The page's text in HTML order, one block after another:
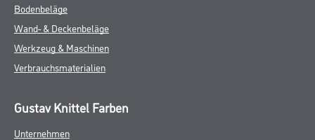
Bodenbeläge
Wand- & Deckenbeläge
Werkzeug & Maschinen
Verbrauchsmaterialien
Gustav Knittel Farben
Unternehmen